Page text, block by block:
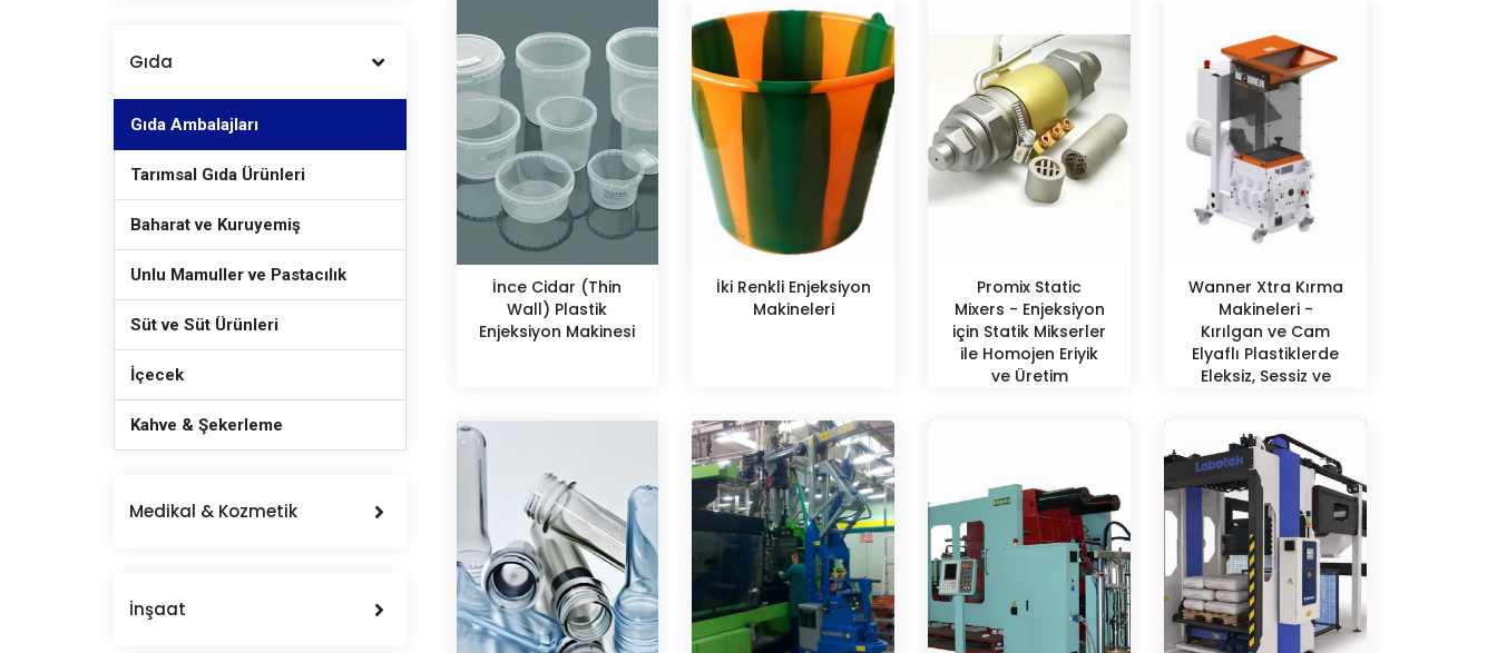
Gıda
Gıda Ambalajları
Tarımsal Gıda Ürünleri
Baharat ve Kuruyemiş
Unlu Mamuller ve Pastacılık
Süt ve Süt Ürünleri
İçecek
Kahve & Şekerleme
Medikal & Kozmetik
İnşaat
Besleme
İnce Cidar (Thin
Wall) Plastik
Enjeksiyon Makinesi
İki Renkli Enjeksiyon
Makineleri
Promix Static
Mixers - Enjeksiyon
için Statik Mikserler
ile Homojen Eriyik
ve Üretim
Wanner Xtra Kırma
Makineleri -
Kırılgan ve Cam
Elyaflı Plastiklerde
Eleksiz, Sessiz ve